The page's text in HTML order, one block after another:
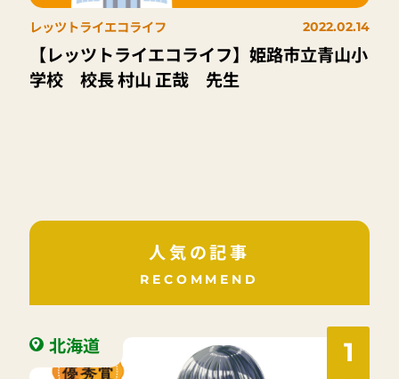
レッツトライエコライフ 2022.02.14
【レッツトライエコライフ】姫路市立青山小
学校 校長 村山 正哉 先生
人気の記事
RECOMMEND
1
北海道